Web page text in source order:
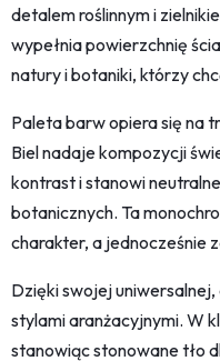
detalem roślinnym i
wypełnia powierzchnię
natury i botaniki, którzy
Paleta barw opiera się na
Biel nadaje kompozycji
kontrast i stanowi
botanicznych. Ta
charakter, a jednocześnie
Dzięki swojej
stylami aranżacyjnymi. W
stanowiąc stonowane tło